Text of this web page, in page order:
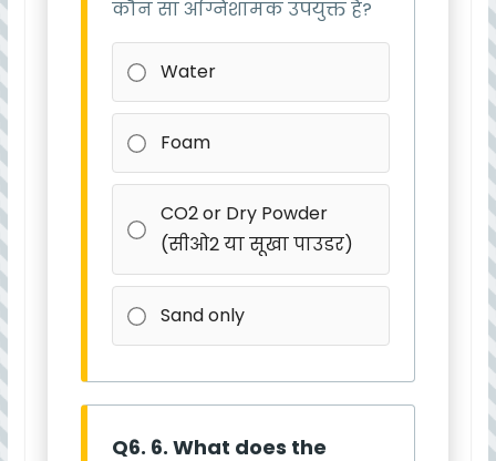
कौन सा अग्निशामक उपयुक्त है?
Water
Foam
CO2 or Dry Powder
(सीओ2 या सूखा पाउडर)
Sand only
Q6. 6. What does the